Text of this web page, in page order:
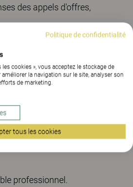
des appels d'offres,
futur(e) collaborateur(trice)
réflexion orientée
pour ce poste.
de son contrat de travail,
professionnel.
Politique de confidentialité
cookies », vous acceptez le stockage de
la navigation sur le site, analyser son
de marketing.
tous les cookies